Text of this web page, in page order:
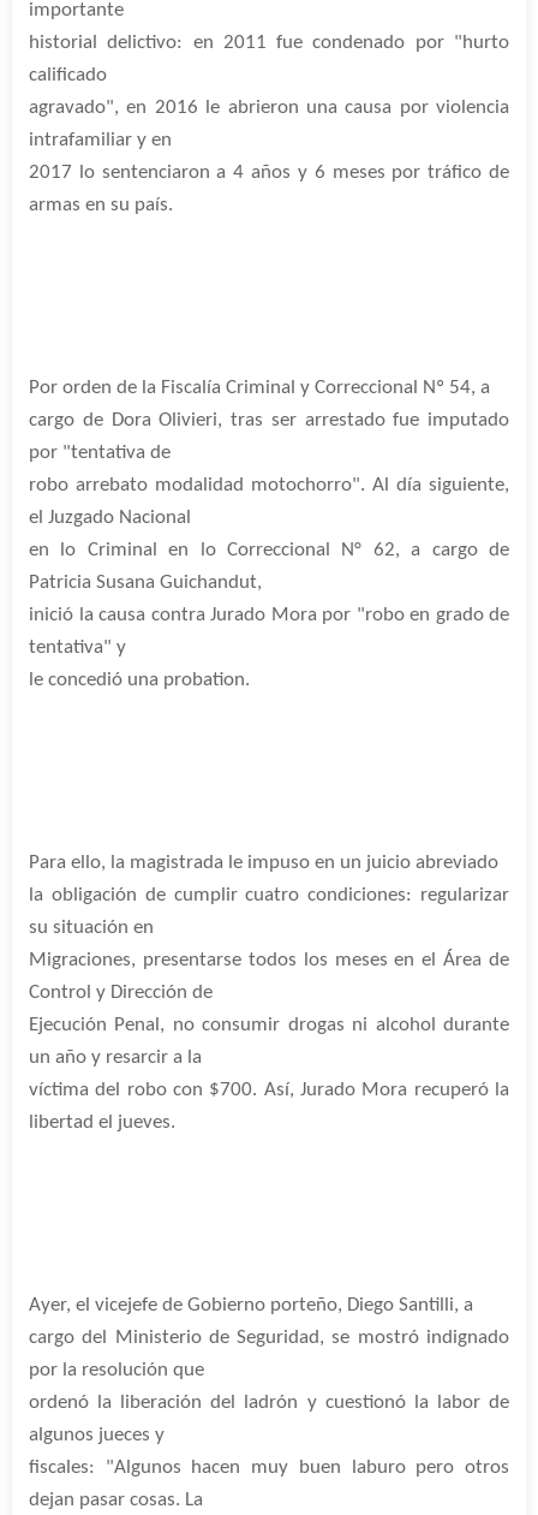
importante
historial delictivo: en 2011 fue condenado por "hurto
calificado
agravado", en 2016 le abrieron una causa por violencia
intrafamiliar y en
2017 lo sentenciaron a 4 años y 6 meses por tráfico de
armas en su país.
Por orden de la Fiscalía Criminal y Correccional Nº 54, a
cargo de Dora Olivieri, tras ser arrestado fue imputado
por "tentativa de
robo arrebato modalidad motochorro". Al día siguiente,
el Juzgado Nacional
en lo Criminal en lo Correccional N° 62, a cargo de
Patricia Susana Guichandut,
inició la causa contra Jurado Mora por "robo en grado de
tentativa" y
le concedió una probation.
Para ello, la magistrada le impuso en un juicio abreviado
la obligación de cumplir cuatro condiciones: regularizar
su situación en
Migraciones, presentarse todos los meses en el Área de
Control y Dirección de
Ejecución Penal, no consumir drogas ni alcohol durante
un año y resarcir a la
víctima del robo con $700. Así, Jurado Mora recuperó la
libertad el jueves.
Ayer, el vicejefe de Gobierno porteño, Diego Santilli, a
cargo del Ministerio de Seguridad, se mostró indignado
por la resolución que
ordenó la liberación del ladrón y cuestionó la labor de
algunos jueces y
fiscales: "Algunos hacen muy buen laburo pero otros
dejan pasar cosas. La